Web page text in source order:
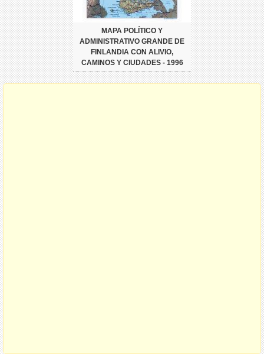
MAPA POLÍTICO Y
ADMINISTRATIVO GRANDE DE
FINLANDIA CON ALIVIO,
CAMINOS Y CIUDADES - 1996